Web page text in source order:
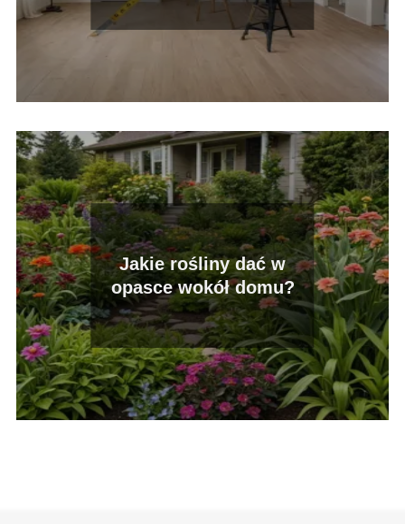
Jakie rośliny dać w
opasce wokół domu?